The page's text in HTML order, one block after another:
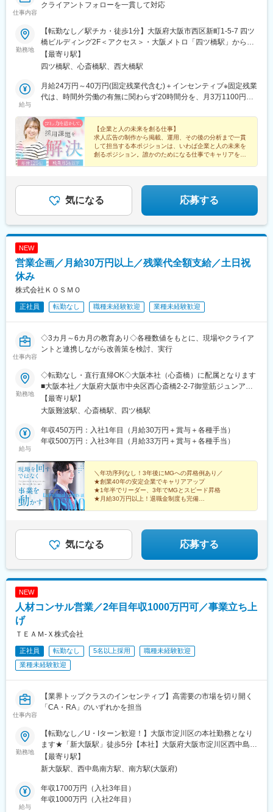
仕事内容
クライアントフォローを一貫して対応
勤務地
【転勤なし／駅チカ・徒歩1分】大阪府大阪市西区新町1-5-7 四ツ
橋ビルディング2F＜アクセス＞・大阪メトロ「四ツ橋駅」から徒
歩1分・大阪メトロ「心斎橋駅」から徒歩5分※受動喫煙対策:屋内
全面禁煙(ビル内喫煙ルーム有り)
【最寄り駅】
四ツ橋駅、心斎橋駅、西大橋駅
給与
月給24万円～40万円(固定残業代含む)＋インセンティブ※固定残業
代は、時間外労働の有無に関わらず20時間分を、月3万1100円～5
円(固定残業代含む) ＋インセンティブ※固定残業代は、時間外労働
の有無に関わらず20時間分を、月2万9800円～3万5200円支給。
超過分別途支給。
【企業と人の未来を創る仕事】
求人広告の制作から掲載、運用、その後の分析まで一貫
して担当する本ポジションは、いわば企業と人の未来を
創るポジション。誰かのためになる仕事でキャリアを歩
気になる 応募する
NEW
営業企画／月給30万円以上／残業代全額支給／土日祝
休み
株式会社ＫＯＳＭＯ
正社員 転勤なし 職種未経験歓迎 業種未経験歓迎
仕事内容
◇3カ月～6カ月の教育あり◇各種数値をもとに、現場やクライア
ントと連携しながら改善策を検討、実行
勤務地
◇転勤なし・直行直帰OK◇大阪本社（心斎橋）に配属となります
■大阪本社／大阪府大阪市中央区西心斎橋2-2-7御堂筋ジュンアシ
ダビル9F＜アクセス＞Osaka Metro「心斎橋駅」より徒歩5分各線
「大阪難波駅」より徒歩5分各線「なんば駅」より徒歩5分※受動
【最寄り駅】
大阪難波駅、心斎橋駅、四ツ橋駅
給与
年収450万円：入社1年目（月給30万円＋賞与＋各種手当）
年収500万円：入社3年目（月給33万円＋賞与＋各種手当）
＼年功序列なし！3年後にMGへの昇格例あり／
★創業40年の安定企業でキャリアアップ
★1年半でリーダー、3年でMGとスピード昇格
★月給30万円以上！退職金制度も完備
気になる 応募する
NEW
人材コンサル営業／2年目年収1000万円可／事業立ち上
げ
ＴＥＡＭ‐Ｘ株式会社
正社員 転勤なし 5名以上採用
職種未経験歓迎
業種未経験歓迎
仕事内容
【業界トップクラスのインセンティブ】高需要の市場を切り開く
「CA・RA」のいずれかを担当
勤務地
【転勤なし／U・Iターン歓迎！】大阪市淀川区の本社勤務となり
ます★「新大阪駅」徒歩5分【本社】大阪府大阪市淀川区西中島5
丁目7-19第7新大阪ビル903＜アクセス＞・JR、御堂筋線「新大阪
駅」徒歩5分・御堂筋線「西中島南方駅」徒歩5分・阪急「南方
やキャリアアップに伴い、転勤を打診する可能性があります※受動
喫煙対策：あり
【最寄り駅】
新大阪駅、西中島南方駅、南方駅(大阪府)
給与
年収1700万円（入社3年目）
年収1000万円（入社2年目）